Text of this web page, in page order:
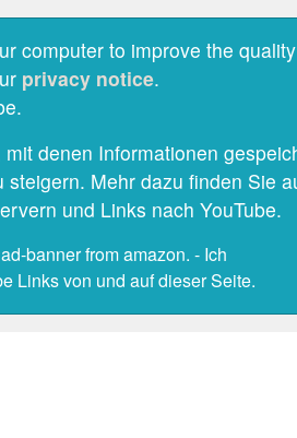
computer to improve the
privacy notice.
denen Informationen
Mehr dazu finden Sie
und Links nach YouTube.
banner from amazon. - Ich
Links von und auf dieser Seite.